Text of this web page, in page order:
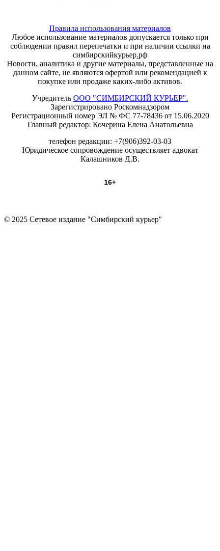
Правила использования материалов
Любое использование материалов допускается только при
соблюдении правил перепечатки и при наличии ссылки на
симбирскийкурьер.рф
Новости, аналитика и другие материалы, представленные на
данном сайте, не являются офертой или рекомендацией к
покупке или продаже каких-либо активов.
Учредитель ООО "СИМБИРСКИЙ КУРЬЕР".
Зарегистрировано Роскомнадзором
Регистрационный номер ЭЛ № ФС 77-78436 от 15.06.2020
Главный редактор: Кочерина Елена Анатольевна
телефон редакции: +7(906)392-03-03
Юридическое сопровождение осуществляет адвокат
Калашников Д.В.
16+
© 2025 Сетевое издание "Симбирский курьер"